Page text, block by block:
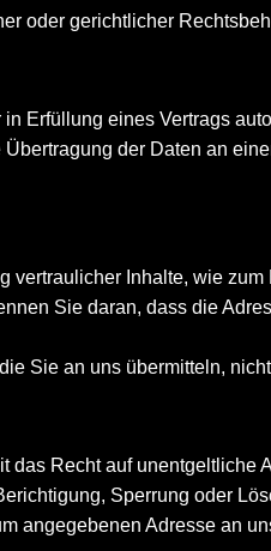
oder gerichtlicher
Erfüllung eines Vertrags
der Daten an
Inhalte, wie
Sie daran, dass die
Sie an uns übermitteln,
Recht auf
Sperrung oder
angegebenen Adresse an